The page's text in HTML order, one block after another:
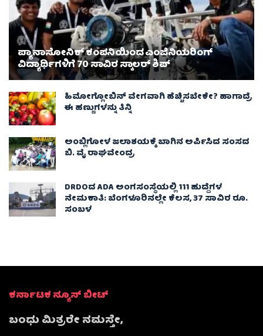
ಪ್ಯಾನಾಸೋನಿಕ್ ಕಂಪನಿಯಿಂದ ಎಂಜಿನಿಯರಿಂಗ್
ವಿದ್ಯಾರ್ಥಿಗಳಿಗೆ 70 ಸಾವಿರ ಸ್ಕಾಲರ್ ಶಿಪ್
ಹಿಮೋಗ್ಲೋಬಿನ್ ವೇಗವಾಗಿ ಹೆಚ್ಚಿಸಬೇಕೇ? ಹಾಗಾದ್ರೆ
ಈ ಹಣ್ಣುಗಳನ್ನು ತಿನ್ನಿ
ಅಂಬ್ಲಿಗೋಳ ಜಲಾಶಯಕ್ಕೆ ಬಾಗಿನ ಅರ್ಪಿಸಿದ ಸಂಸದ
ಬಿ. ವೈ ರಾಘವೇಂದ್ರ
DRDOದ ADA ಅಂಗಸಂಸ್ಥೆಯಲ್ಲಿ 111 ಹುದ್ದೆಗಳ
ನೇಮಕಾತಿ: ಬೆಂಗಳೂರಿನಲ್ಲೇ ಕೆಲಸ, 37 ಸಾವಿರ ರೂ.
ಸಂಬಳ
ಕರ್ನಾಟಕ ನ್ಯೂಸ್ ಬೀಟ್
ಬಂಧು ಮಿತ್ರರೇ ನಮಸ್ತೇ,